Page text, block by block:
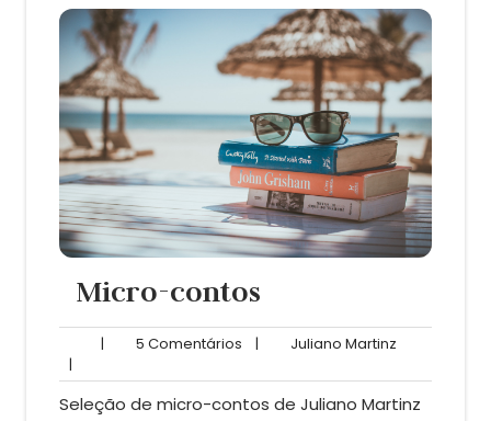
Micro-contos
| 5 Comentários | Juliano Martinz
|
Seleção de micro-contos de Juliano Martinz